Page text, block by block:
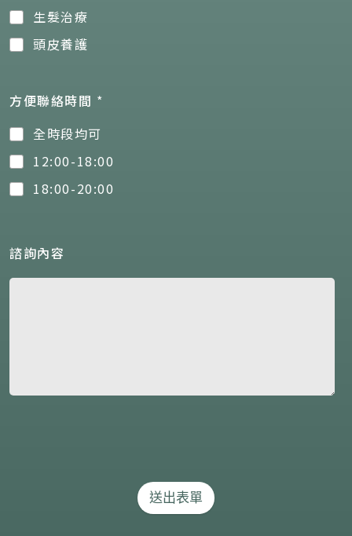
生髮治療
頭皮養護
方便聯絡時間 *
全時段均可
12:00-18:00
18:00-20:00
諮詢內容
送出表單